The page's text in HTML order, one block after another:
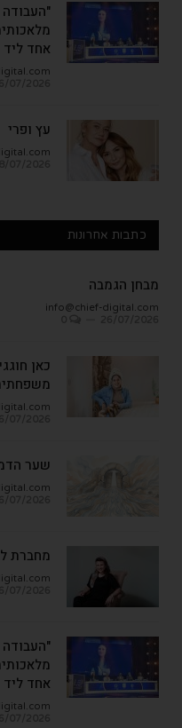
אחד ליד
עץ ופרי
כתבות אחרונות
מבחן הגמבה
info@chief-digital.com
כאן
שער
מחברת
אחד ליד